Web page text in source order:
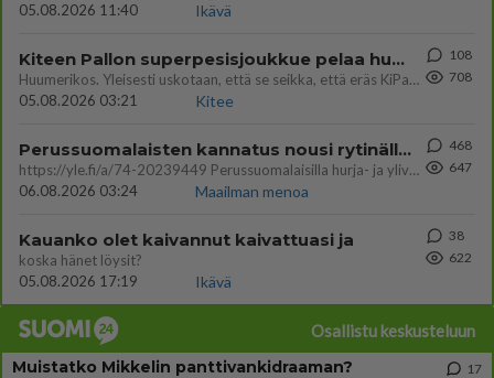
05.08.2026 11:40
Ikävä
Kiteen Pallon superpesisjoukkue pelaa huumeiden vaikutuksen alaisena
Huumerikos. Yleisesti uskotaan, että se seikka, että eräs KiPan pelaaja kärähtää huumeista, on vain jäävuoren huippu. M
05.08.2026 03:21
Kitee
108
708
Perussuomalaisten kannatus nousi rytinällä Ylen tänään julkaisemassa tuoreimmassa gallup-kyselyssä.
https://yle.fi/a/74-20239449 Perussuomalaisilla hurja- ja ylivoimaisesti suurin nousu tässä uudessa Ylen gallupissa. Kyl
06.08.2026 03:24
Maailman menoa
468
647
Kauanko olet kaivannut kaivattuasi ja
koska hänet löysit?
05.08.2026 17:19
Ikävä
38
622
Osallistu keskusteluun
Muistatko Mikkelin panttivankidraaman?
17